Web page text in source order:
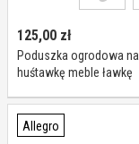
125,00 zł
Poduszka ogrodowa na
huśtawkę meble ławkę
wodoodporna
Allegro